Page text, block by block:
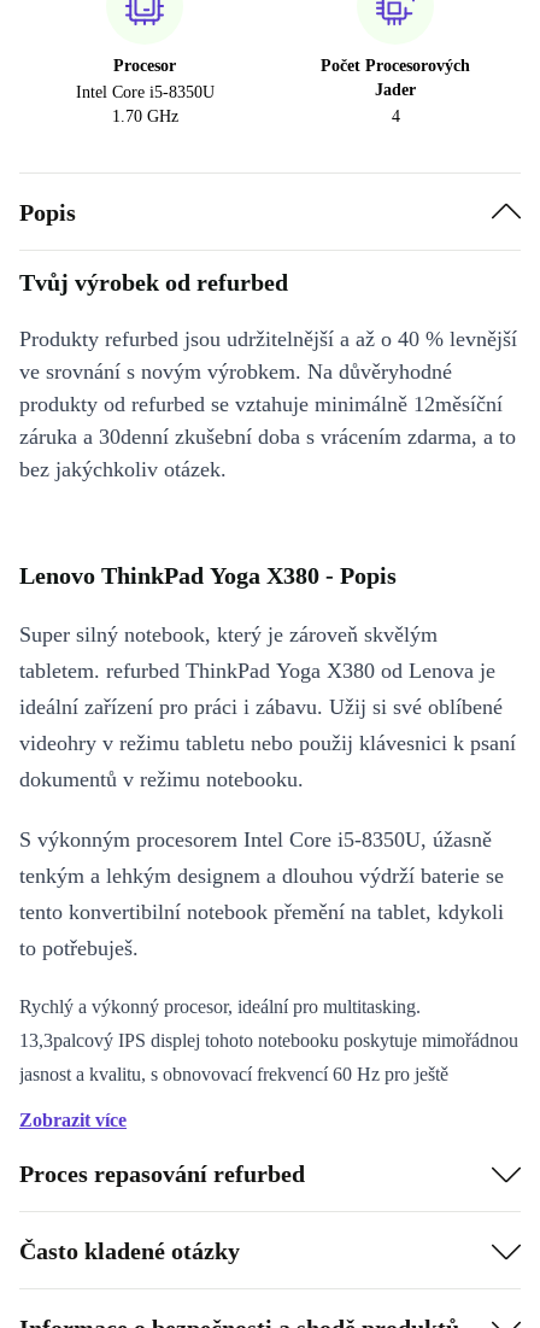
Procesor
Intel Core i5-8350U
1.70 GHz
Počet Procesorových
Jader
4
Popis
Tvůj výrobek od refurbed
Produkty refurbed jsou udržitelnější a až o 40 % levnější
ve srovnání s novým výrobkem. Na důvěryhodné
produkty od refurbed se vztahuje minimálně 12měsíční
záruka a 30denní zkušební doba s vrácením zdarma, a to
bez jakýchkoliv otázek.
Lenovo ThinkPad Yoga X380 - Popis
Super silný notebook, který je zároveň skvělým
tabletem. refurbed ThinkPad Yoga X380 od Lenova je
ideální zařízení pro práci i zábavu. Užij si své oblíbené
videohry v režimu tabletu nebo použij klávesnici k psaní
dokumentů v režimu notebooku.
S výkonným procesorem Intel Core i5-8350U, úžasně
tenkým a lehkým designem a dlouhou výdrží baterie se
tento konvertibilní notebook přemění na tablet, kdykoli
to potřebuješ.
Rychlý a výkonný procesor, ideální pro multitasking.
13,3palcový IPS displej tohoto notebooku poskytuje mimořádnou
jasnost a kvalitu, s obnovovací frekvencí 60 Hz pro ještě
plynulejší obraz.
aplikaci, včetně softwaru pro úpravu videa a dalších náročných
programů.
Je vybaven webkamerou pro live videochaty.
Zobrazit více
Proces repasování refurbed
Často kladené otázky